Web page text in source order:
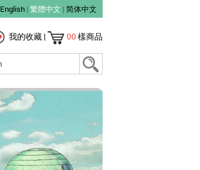
English | 繁體中文 | 简体中文
我的收藏 | 00 樣商品